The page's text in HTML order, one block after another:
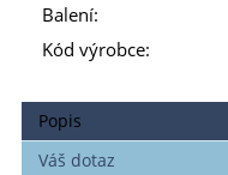
Balení:
Kód výrobce:
Popis
Váš dotaz